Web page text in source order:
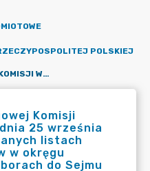
POLSKIEJ
OBWIESZCZENIE OKRĘGOWEJ KOMISJI WYBORCZEJ W PŁOCKU Z DNIA 25 WRZEŚNIA 2023 R . O ZAREJESTROWANYCH LISTACH KANDYDATÓW NA POSŁÓW W OKRĘGU WYBORCZYM NR 16 W WYBORACH DO SEJMU RZECZYPOSPOLITEJ POLSKIEJ
Komisji
25 września
listach
w okręgu
do Sejmu